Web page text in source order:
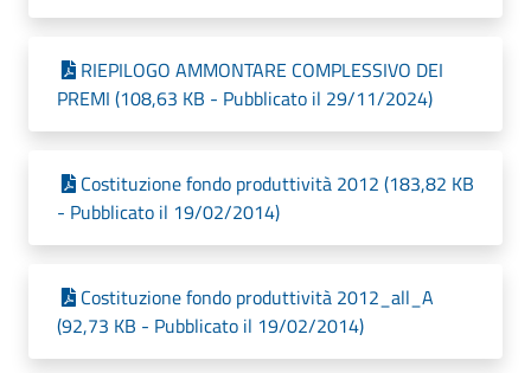
RIEPILOGO AMMONTARE COMPLESSIVO DEI
PREMI (108,63 KB - Pubblicato il 29/11/2024)
Costituzione fondo produttività 2012 (183,82 KB
- Pubblicato il 19/02/2014)
Costituzione fondo produttività 2012_all_A
(92,73 KB - Pubblicato il 19/02/2014)